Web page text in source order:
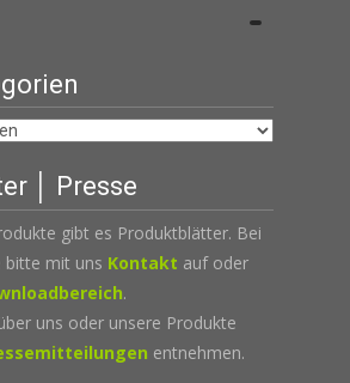
│ Presse
gibt es Produktblätter. Bei
bitte mit uns Kontakt auf oder
.
uns oder unsere Produkte
entnehmen.